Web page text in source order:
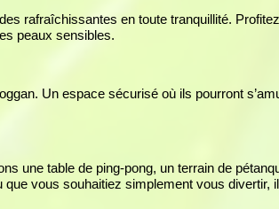
rafraîchissantes en toute tranquillité. Profitez
peaux sensibles.
Un espace sécurisé où ils pourront
une table de ping-pong, un terrain de
vous souhaitiez simplement vous divertir,